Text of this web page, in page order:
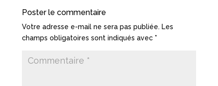
Poster le commentaire
Votre adresse e-mail ne sera pas publiée. Les
champs obligatoires sont indiqués avec *